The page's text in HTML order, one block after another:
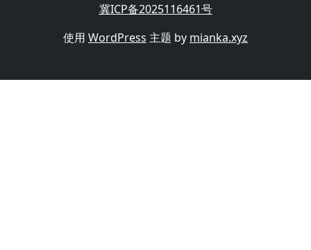
冀ICP备2025116461号
使用 WordPress 主题 by mianka.xyz